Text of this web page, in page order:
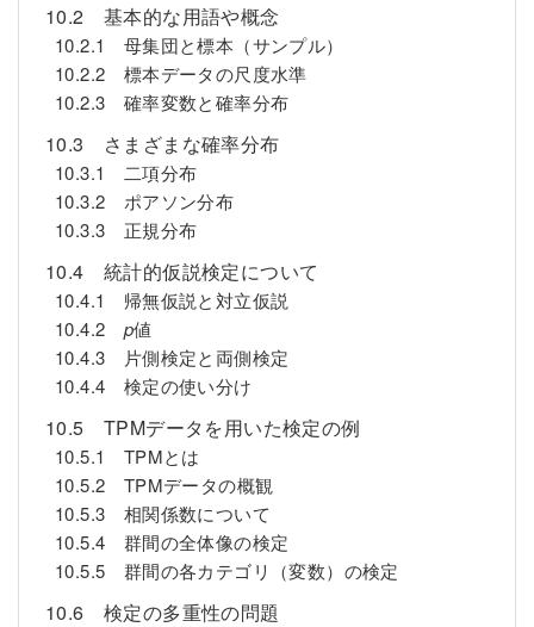
10.2 基本的な用語や概念
10.2.1 母集団と標本（サンプル）
10.2.2 標本データの尺度水準
10.2.3 確率変数と確率分布
10.3 さまざまな確率分布
10.3.1 二項分布
10.3.2 ポアソン分布
10.3.3 正規分布
10.4 統計的仮説検定について
10.4.1 帰無仮説と対立仮説
10.4.2 p値
10.4.3 片側検定と両側検定
10.4.4 検定の使い分け
10.5 TPMデータを用いた検定の例
10.5.1 TPMとは
10.5.2 TPMデータの概観
10.5.3 相関係数について
10.5.4 群間の全体像の検定
10.5.5 群間の各カテゴリ（変数）の検定
10.6 検定の多重性の問題